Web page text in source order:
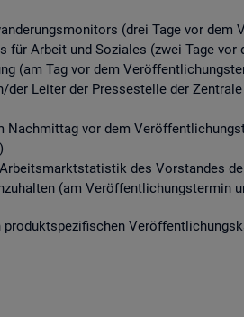
(drei Tage vor dem
Ar­beit und So­zia­les (zwei Tage
(am Tag vor dem
Lei­ter der Pres­se­stel­le der
Nach­mit­tag vor dem
des Vor­stan­des
(am Ver­öf­fent­li­chungs­ter­min